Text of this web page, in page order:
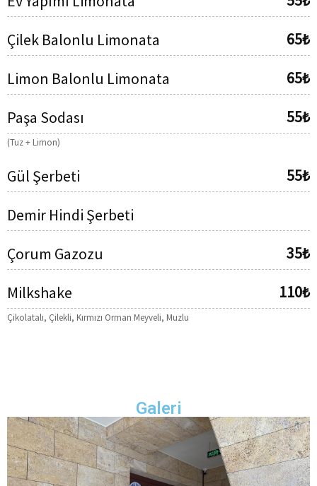
Çilek Balonlu Limonata
65₺
Limon Balonlu Limonata
65₺
Paşa Sodası
55₺
(Tuz + Limon)
Gül Şerbeti
55₺
Demir Hindi Şerbeti
Çorum Gazozu
35₺
Milkshake
110₺
Çikolatalı, Çilekli, Kırmızı Orman Meyveli, Muzlu
Galeri